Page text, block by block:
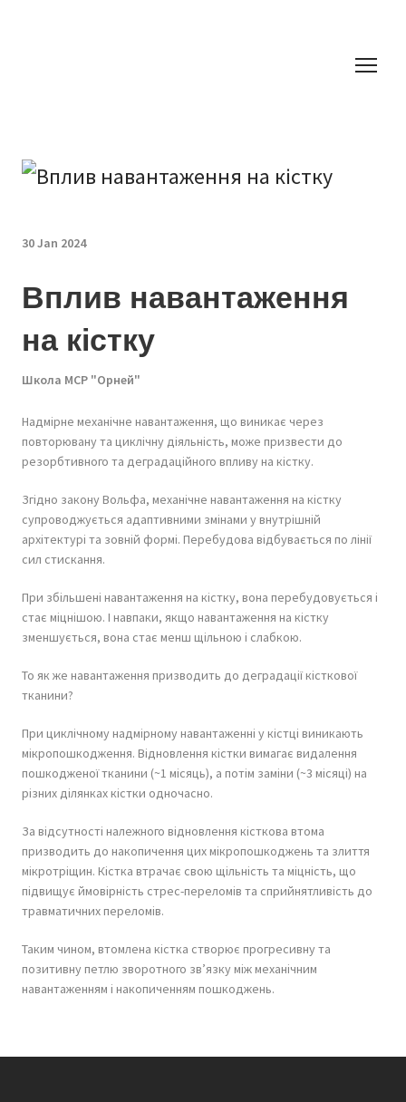
30 Jan 2024
Вплив навантаження
на кістку
Школа МСР "Орней"
Надмірне механічне навантаження, що виникає через
повторювану та циклічну діяльність, може призвести до
резорбтивного та деградаційного впливу на кістку.
Згідно закону Вольфа, механічне навантаження на кістку
супроводжується адаптивними змінами у внутрішній
архітектурі та зовній формі. Перебудова відбувається по лінії
сил стискання.
При збільшені навантаження на кістку, вона перебудовується і
стає міцнішою. І навпаки, якщо навантаження на кістку
зменшується, вона стає менш щільною і слабкою.
То як же навантаження призводить до деградації кісткової
тканини?
При циклічному надмірному навантаженні у кістці виникають
мікропошкодження. Відновлення кістки вимагає видалення
пошкодженої тканини (~1 місяць), а потім заміни (~3 місяці) на
різних ділянках кістки одночасно.
За відсутності належного відновлення кісткова втома
призводить до накопичення цих мікропошкоджень та злиття
мікротріщин. Кістка втрачає свою щільність та міцність, що
підвищує ймовірність стрес-переломів та сприйнятливість до
травматичних переломів.
Таким чином, втомлена кістка створює прогресивну та
позитивну петлю зворотного зв’язку між механічним
навантаженням і накопиченням пошкоджень.